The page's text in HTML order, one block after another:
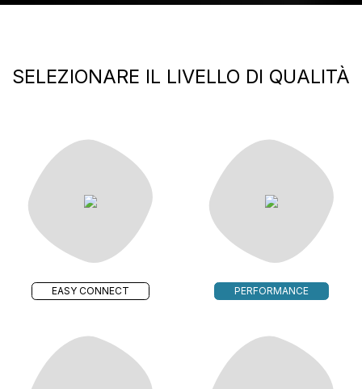
SELEZIONARE IL LIVELLO DI QUALITÀ
EASY CONNECT PERFORMANCE